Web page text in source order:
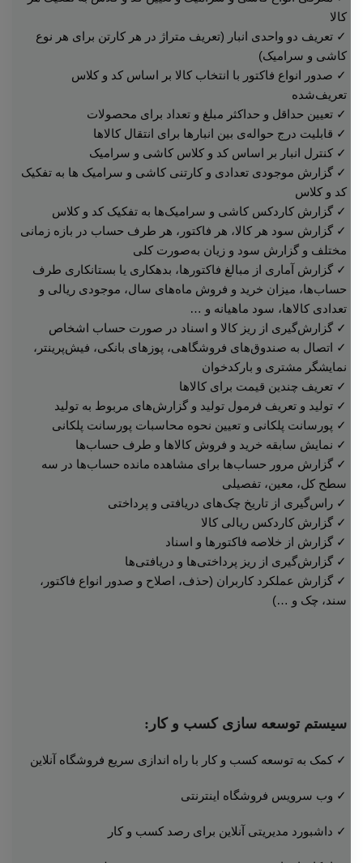
کالا
✓ تعریف دو واحدی انبار (تعریف متراژ در هر کارتن برای هر نوع
کاشی و سرامیک)
✓ صدور انواع فاکتور با انتخاب کالا بر اساس کد و کلاس
تعریف‌شده
✓ تعیین حداقل و حداکثر مبلغ و تعداد برای محصولات
✓ قابلیت درج حواله‌ی بین انبارها برای انتقال کالاها
✓ کنترل انبار بر اساس کد و کلاس کاشی و سرامیک
✓ گزارش موجودی تعدادی و کارتنی کاشی و سرامیک ها به تفکیک
کد و کلاس
✓ گزارش کاردکس کاشی و سرامیک‌ها به تفکیک کد و کلاس
✓ گزارش سود هر كالا، هر فاكتور، هر طرف حساب در بازه زمانی
مختلف و گزارش سود و زیان به‌صورت کلی
✓ گزارش آماری از مبالغ فاکتورها، بدهکاری یا بستانکاری طرف
حساب‌ها، میزان خرید و فروش ماه‌های سال، موجودی ریالی و
تعدادی کالاها، سود ماهیانه و …
✓ گزارش‌گیری از ریز کالا و اسناد در صورت حساب اشخاص
✓ اتصال به صندوق‌های فروشگاهی، پوزهای بانکی، فیش‌پرینتر،
نمایشگر مشتری و بارکدخوان
✓ تعریف چندین قیمت برای کالاها
✓ تولید و تعریف فرمول تولید و گزارش‌های مربوط به تولید
✓ پورسانت پلکانی و تعیین نحوه محاسبات پورسانت پلکانی
✓ نمایش سابقه خرید و فروش کالاها و طرف حساب‌ها
✓ گزارش مرور حساب‌ها برای مشاهده مانده حساب‌ها در سه
سطح کل، معین، تفصیلی
✓ راس‌گیری از تاریخ چک‌های دریافتی و پرداختی
✓ گزارش کاردکس ریالی کالا
✓ گزارش از خلاصه فاکتورها و اسناد
✓ گزارش‌گیری از ریز پرداختی‌ها و دریافتی‌ها
✓ گزارش عملکرد کاربران (حذف، اصلاح و صدور انواع فاکتور،
سند، چک و …)
سیستم توسعه سازی کسب و کار:
✓ کمک به توسعه کسب و کار با راه اندازی سریع فروشگاه آنلاین
✓ وب سرویس فروشگاه اینترنتی
✓ داشبورد مدیریتی آنلاین برای رصد کسب و کار